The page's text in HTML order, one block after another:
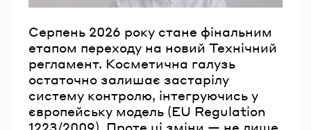
Серпень 2026 року стане фінальним
етапом переходу на новий Технічний
регламент. Косметична галузь
остаточно залишає застарілу
систему контролю, інтегруючись у
європейську модель (EU Regulation